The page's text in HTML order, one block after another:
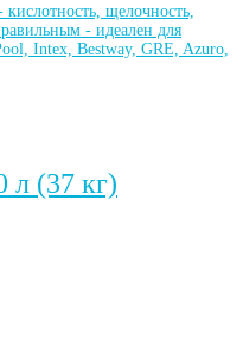
кислотность, щелочность,
- идеален для
Intex, Bestway, GRE, Azuro,
л (37 кг)